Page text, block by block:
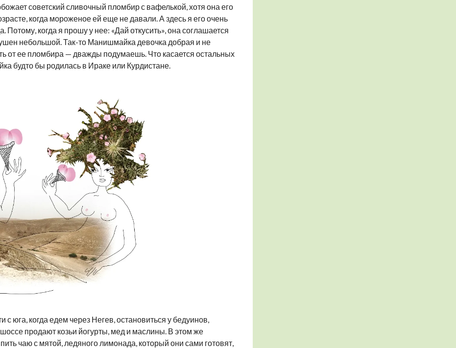
советский сливочный пломбир с вафелькой, хотя она его
когда мороженое ей еще не давали. А здесь я его очень
Потому, когда я прошу у нее: «Дай откусить», она соглашается
небольшой. Так-то Манишмайка девочка добрая и не
от ее пломбира — дважды подумаешь. Что касается остальных
будто бы родилась в Ираке или Курдистане.
юга, когда едем через Негев, остановиться у бедуинов,
продают козьи йогурты, мед и маслины. В этом же
чаю с мятой, ледяного лимонада, который они сами готовят,